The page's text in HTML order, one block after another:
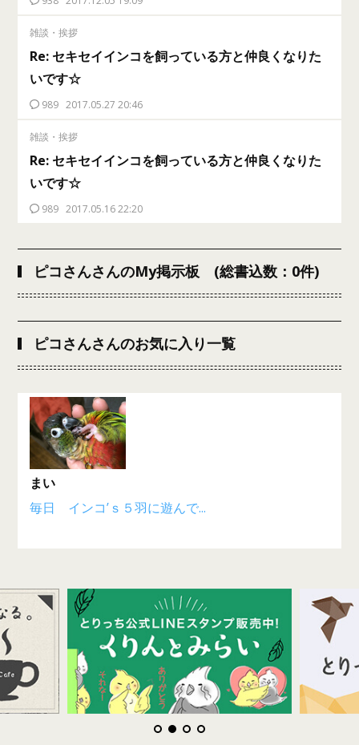
雑談・挨拶
Re: セキセイインコを飼っている方と仲良くなりた
いです☆
989 2017.05.27 20:46
雑談・挨拶
Re: セキセイインコを飼っている方と仲良くなりた
いです☆
989 2017.05.16 22:20
ピコさんさんのMy掲示板 (総書込数：0件)
ピコさんさんのお気に入り一覧
まい
毎日 インコ’ｓ５羽に遊んで...